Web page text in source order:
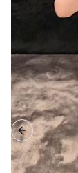
Previous